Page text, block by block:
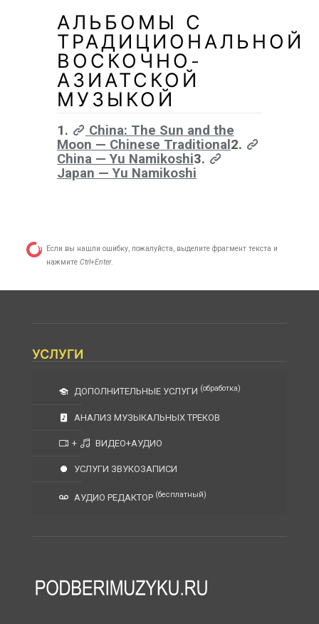
АЛЬБОМЫ С
ТРАДИЦИОНАЛЬНОЙ
ВОСКОЧНО-
АЗИАТСКОЙ
МУЗЫКОЙ
1.
China: The Sun and the
Moon — Chinese Traditional 2.
China — Yu Namikoshi3.
Japan — Yu Namikoshi
Если вы нашли ошибку, пожалуйста, выделите фрагмент текста и
нажмите Ctrl+Enter.
УСЛУГИ
ДОПОЛНИТЕЛЬНЫЕ УСЛУГИ (обработка)
АНАЛИЗ МУЗЫКАЛЬНЫХ ТРЕКОВ
+ ВИДЕО+АУДИО
УСЛУГИ ЗВУКОЗАПИСИ
АУДИО РЕДАКТОР (бесплатный)